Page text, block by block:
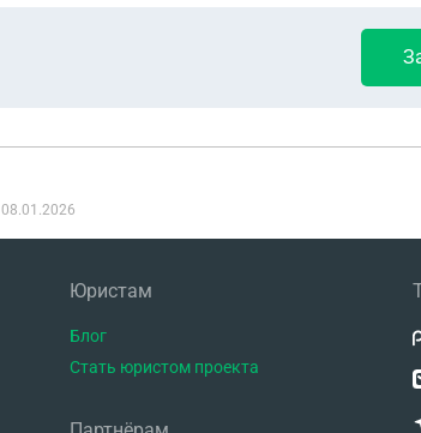
08.01.2026
Юристам
Блог
Стать юристом проекта